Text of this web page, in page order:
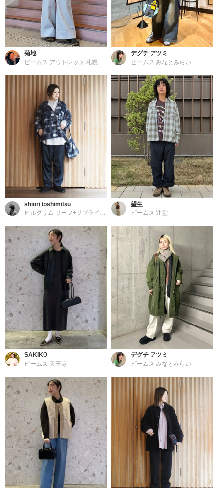
菊地
ビームス アウトレット 札幌北広島
デグチ アツミ
ビームス みなとみらい
shiori toshimitsu
ピルグリム サーフ+サプライ 東京
望生
ビームス 辻堂
SAKIKO
ビームス 天王寺
デグチ アツミ
ビームス みなとみらい